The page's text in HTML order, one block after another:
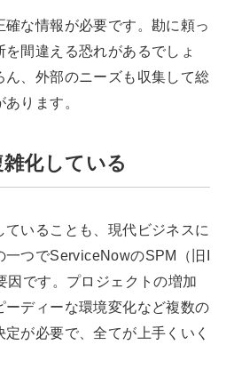
な情報が必要です。勘に頼っ
間違える恐れがあるでしょ
ん、外部のニーズも収集して総
ります。
化している
ていることも、現代ビジネスに
一つでServiceNowのSPM（旧I
因です。プロジェクトの増加
ーディーな環境変化など複数の
が必要で、全てが上手くいく